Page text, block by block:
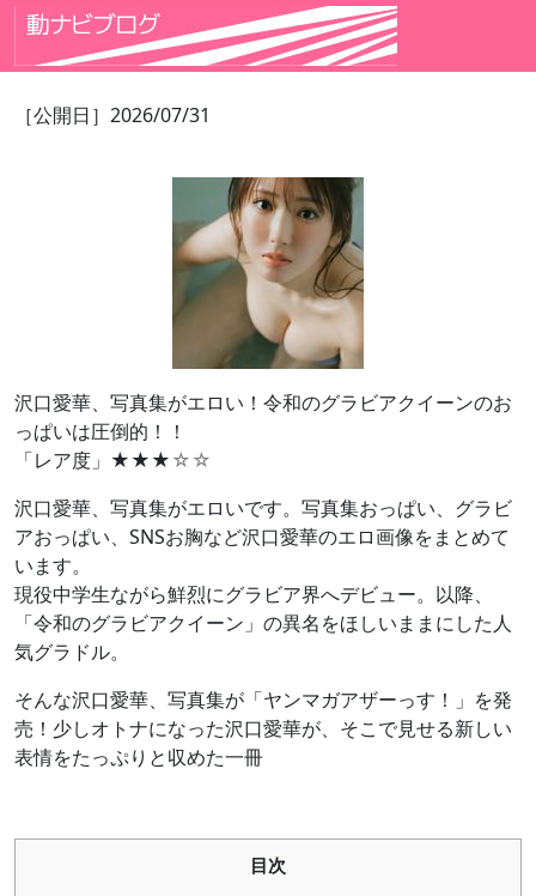
［公開日］2026/07/31
沢口愛華、写真集がエロい！令和のグラビアクイーンのお
っぱいは圧倒的！！
「レア度」★★★☆☆
沢口愛華、写真集がエロいです。写真集おっぱい、グラビ
アおっぱい、SNSお胸など沢口愛華のエロ画像をまとめて
います。
現役中学生ながら鮮烈にグラビア界へデビュー。以降、
「令和のグラビアクイーン」の異名をほしいままにした人
気グラドル。
そんな沢口愛華、写真集が「ヤンマガアザーっす！」を発
売！少しオトナになった沢口愛華が、そこで見せる新しい
表情をたっぷりと収めた一冊
目次